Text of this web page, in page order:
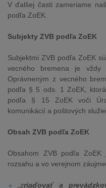
V ďalšej časti zameriame
podľa ZoEK.
Subjekty ZVB podľa ZoEK
Subjektmi ZVB podľa ZoEK
vecného bremena je vždy
Oprávneným z vecného
podľa § 5 ods. 1 ZoEK,
podľa § 15 ZoEK voči
komunikácií a poštových
Obsah ZVB podľa ZoEK
Obsahom ZVB podľa
rozsahu a vo verejnom
„zriaďovať a